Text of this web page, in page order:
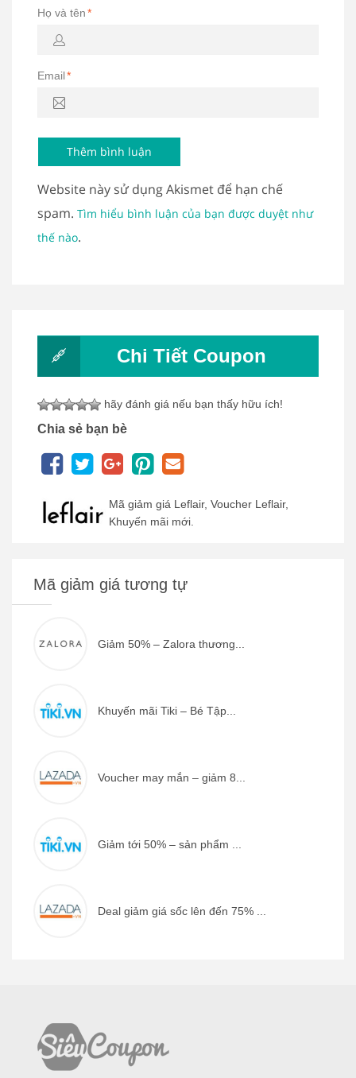
Họ và tên*
Email*
Website này sử dụng Akismet để hạn chế
spam. Tìm hiểu bình luận của bạn được duyệt như
thế nào.
Chi Tiết Coupon
hãy đánh giá nếu bạn thấy hữu ích!
Chia sẻ bạn bè
Mã giảm giá Leflair, Voucher Leflair,
Khuyến mãi mới.
Mã giảm giá tương tự
Giảm 50% – Zalora thương...
Khuyến mãi Tiki – Bé Tập...
Voucher may mắn – giảm 8...
Giảm tới 50% – sản phẩm ...
Deal giảm giá sốc lên đến 75% ...